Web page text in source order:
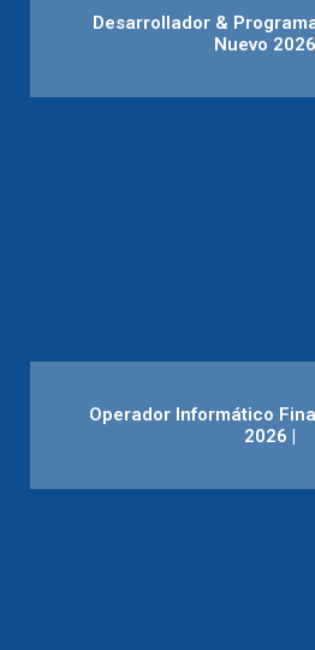
Desarrollador &
Nuevo
Operador Informático
2026 |